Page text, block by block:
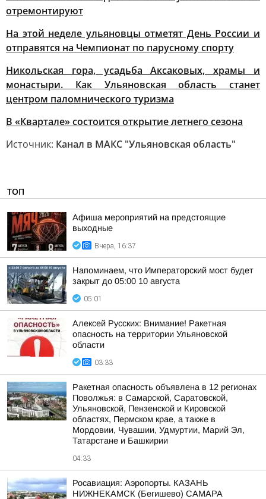
отремонтируют
На этой неделе ульяновцы отметят День России и
отправятся на Чемпионат по парусному спорту
Никольская гора, усадьба Аксаковых, храмы и
монастыри. Как Ульяновская область станет
центром паломнического туризма
В «Квартале» состоится открытие летнего сезона
Источник: Канал в МАКС "Ульяновская область"
ТОП
Афиша мероприятий на предстоящие
выходные
Вчера, 16:37
Напоминаем, что Императорский мост будет
закрыт до 05:00 10 августа
05:01
Алексей Русских: Внимание! Ракетная
опасность на территории Ульяновской
области
03:33
Ракетная опасность объявлена в 12 регионах
Поволжья: в Самарской, Саратовской,
Ульяновской, Пензенской и Кировской
областях, Пермском крае, а также в
Мордовии, Чувашии, Удмуртии, Марий Эл,
Татарстане и Башкирии
04:33
Росавиация: Аэропорты. КАЗАНЬ
НИЖНЕКАМСК (Бегишево) САМАРА